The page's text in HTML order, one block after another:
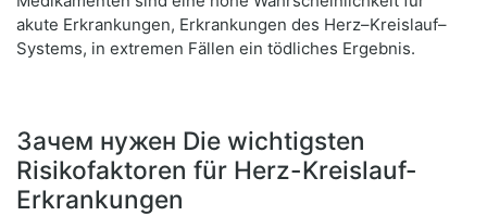
akute Erkrankungen, Erkrankungen des Herz–Kreislauf–
Systems, in extremen Fällen ein tödliches Ergebnis.
Зачем нужен Die wichtigsten
Risikofaktoren für Herz-Kreislauf-
Erkrankungen